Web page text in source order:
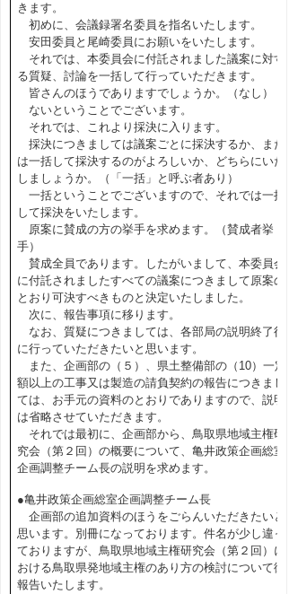
きます。
初めに、会議録署名委員を指名いたします。
安田委員と尾崎委員にお願いをいたします。
それでは、本委員会に付託されました議案に対す
る質疑、討論を一括して行っていただきます。
皆さんのほうでありますでしょうか。（なし）
ないということでございます。
それでは、これより採決に入ります。
採決につきましては議案ごとに採決するか、また
は一括して採決するのがよろしいか、どちらにいた
しましょうか。（「一括」と呼ぶ者あり）
一括ということでございますので、それでは一括
して採決をいたします。
原案に賛成の方の挙手を求めます。（賛成者挙
手）
賛成全員であります。したがいまして、本委員会
に付託されましたすべての議案につきまして原案の
とおり可決すべきものと決定いたしました。
次に、報告事項に移ります。
なお、質疑につきましては、各部局の説明終了後
に行っていただきたいと思います。
また、企画部の（５）、県土整備部の（10）一定
額以上の工事又は製造の請負契約の報告につきまし
ては、お手元の資料のとおりでありますので、説明
は省略させていただきます。
それでは最初に、企画部から、鳥取県地域主権研
究会（第２回）の概要について、亀井政策企画総室
企画調整チーム長の説明を求めます。
●亀井政策企画総室企画調整チーム長
企画部の追加資料のほうをごらんいただきたいと
思います。別冊になっております。件名が少し違っ
ておりますが、鳥取県地域主権研究会（第２回）に
おける鳥取県発地域主権のあり方の検討について御
報告いたします。